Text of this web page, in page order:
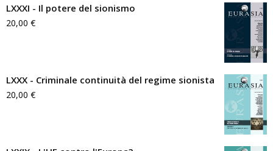
LXXXI - Il potere del sionismo
20,00 €
LXXX - Criminale continuità del regime sionista
20,00 €